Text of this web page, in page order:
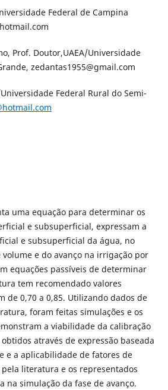
Federal de Campina
Prof. Doutor,UAEA/Universidade
zedantas1955@gmail.com
Federal Rural do Semi-
uma equação para determinar os
e subsuperficial, expressam a
e subsuperficial da água, no
e do avanço na irrigação por
equações passíveis de determinar
tem recomendado valores
de 0,70 a 0,85. Utilizando dados de
foram feitas simulações e os
a viabilidade da calibração
através de expressão baseada
e a aplicabilidade de fatores de
literatura e os representados
na simulação da fase de avanço.